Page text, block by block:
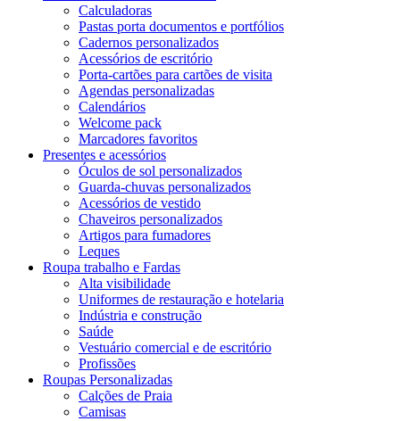
Calculadoras
Pastas porta documentos e portfólios
Cadernos personalizados
Acessórios de escritório
Porta-cartões para cartões de visita
Agendas personalizadas
Calendários
Welcome pack
Marcadores favoritos
Presentes e acessórios
Óculos de sol personalizados
Guarda-chuvas personalizados
Acessórios de vestido
Chaveiros personalizados
Artigos para fumadores
Leques
Roupa trabalho e Fardas
Alta visibilidade
Uniformes de restauração e hotelaria
Indústria e construção
Saúde
Vestuário comercial e de escritório
Profissões
Roupas Personalizadas
Calções de Praia
Camisas